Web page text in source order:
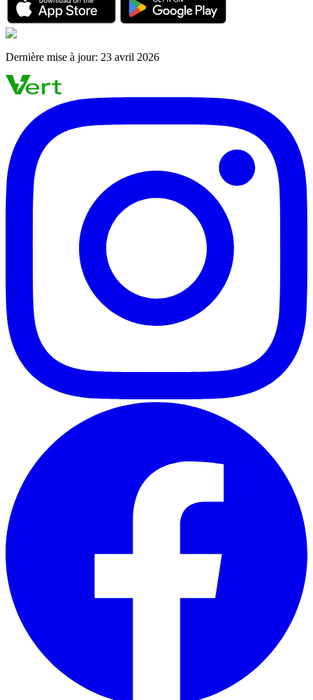
Dernière mise à jour: 23 avril 2026